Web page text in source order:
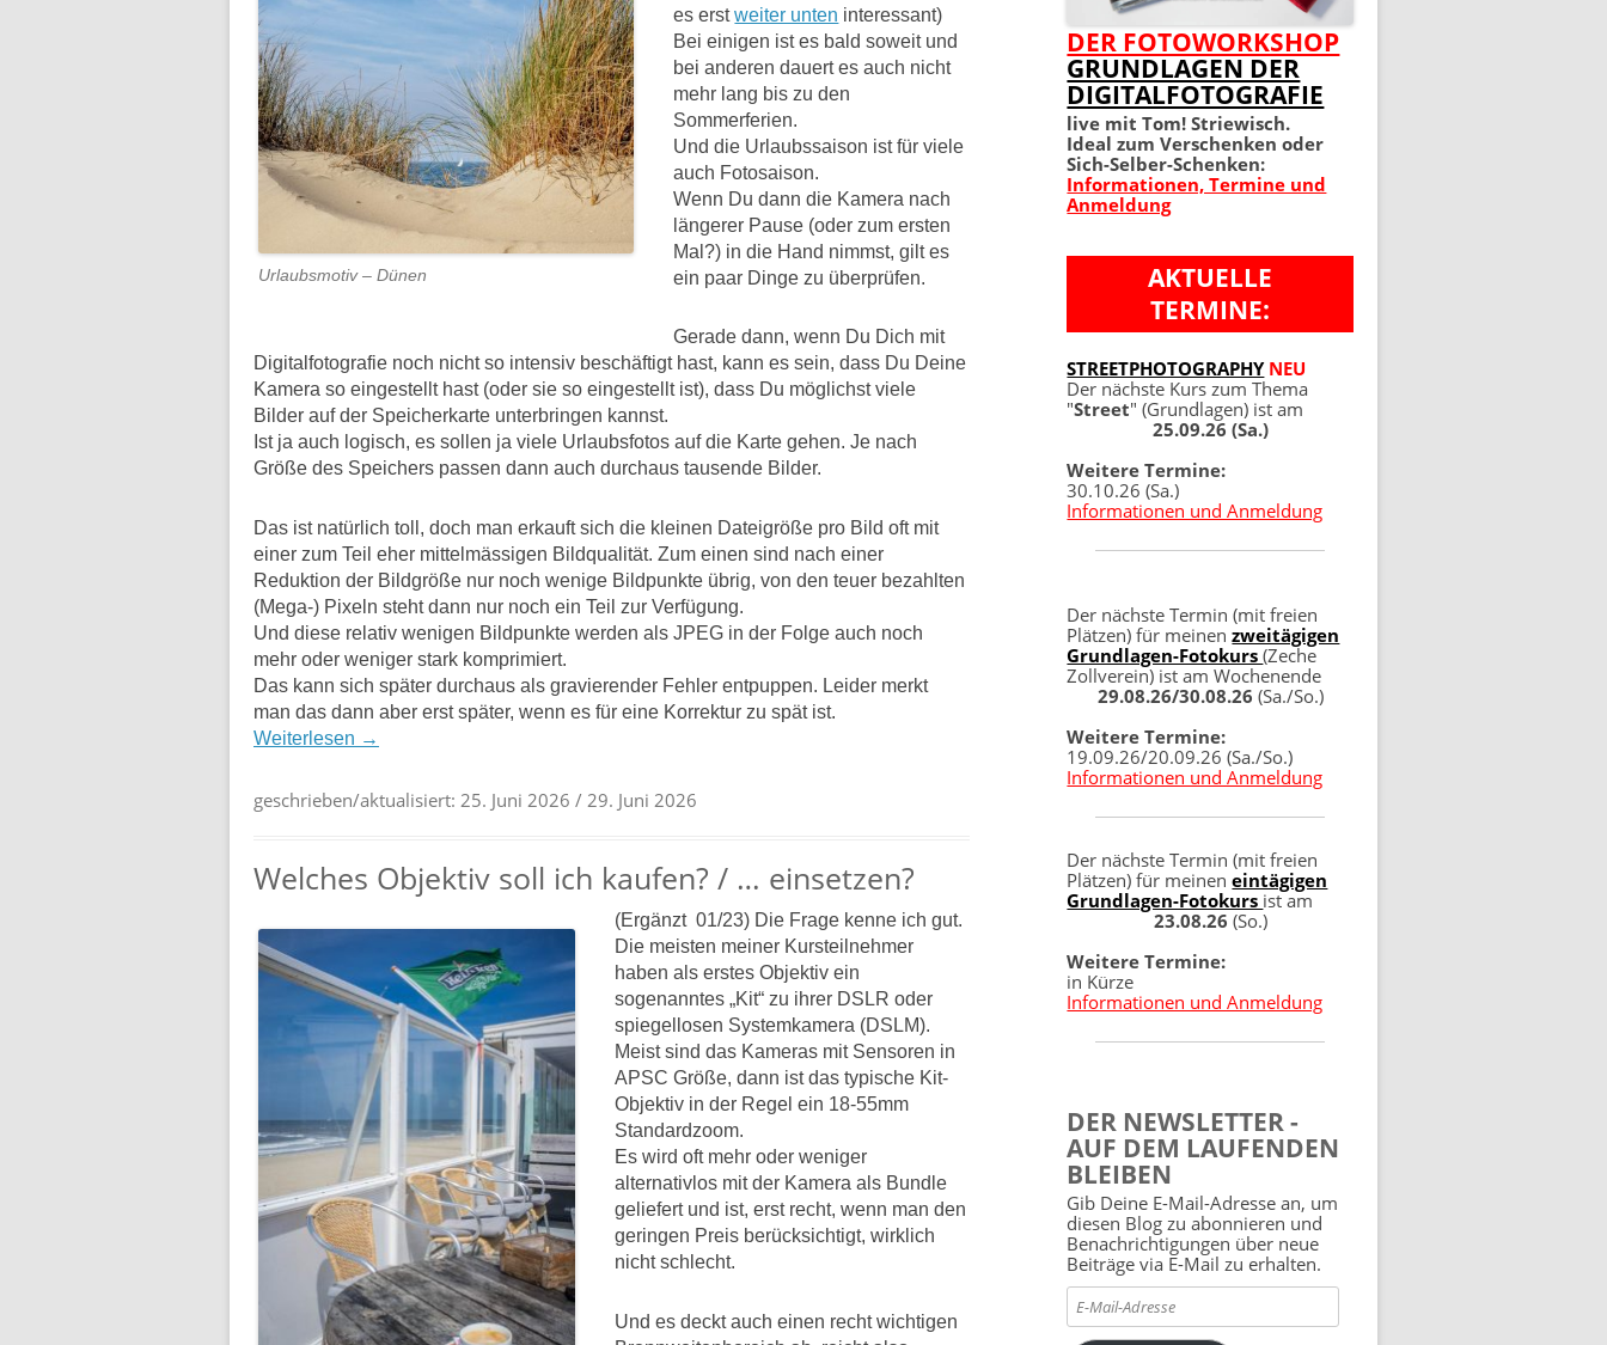
MEIN PERFEKTES FOTO 2.
AUFLAGE
100 TIPPS UND TRICKS 4.
AUFLAGE
SOZIALE NETZWERKE
TOM! UNTERSTÜTZEN
WO IST TOM?
IMPRESSUM
Urlaubsmotiv – Dünen
es erstweiter unten interessant)
Bei einigen ist es bald soweit und
bei anderen dauert es auch nicht
mehr lang bis zu den
Sommerferien.
Und die Urlaubssaison ist für viele
auch Fotosaison.
Wenn Du dann die Kamera nach
längerer Pause (oder zum ersten
Mal?) in die Hand nimmst, gilt es
ein paar Dinge zu überprüfen.
Gerade dann, wenn Du Dich mit
Digitalfotografie noch nicht so intensiv beschäftigt hast, kann es sein, dass Du Deine
Kamera so eingestellt hast (oder sie so eingestellt ist), dass Du möglichst viele
Bilder auf der Speicherkarte unterbringen kannst.
Ist ja auch logisch, es sollen ja viele Urlaubsfotos auf die Karte gehen. Je nach
Größe des Speichers passen dann auch durchaus tausende Bilder.
Das ist natürlich toll, doch man erkauft sich die kleinen Dateigröße pro Bild oft mit
einer zum Teil eher mittelmässigen Bildqualität. Zum einen sind nach einer
Reduktion der Bildgröße nur noch wenige Bildpunkte übrig, von den teuer bezahlten
(Mega-) Pixeln steht dann nur noch ein Teil zur Verfügung.
Und diese relativ wenigen Bildpunkte werden als JPEG in der Folge auch noch
mehr oder weniger stark komprimiert.
Das kann sich später durchaus als gravierender Fehler entpuppen. Leider merkt
man das dann aber erst später, wenn es für eine Korrektur zu spät ist.
Weiterlesen →
geschrieben/aktualisiert: 25. Juni 2026 / 29. Juni 2026
Welches Objektiv soll ich kaufen? / … einsetzen?
(Ergänzt 01/23) Die Frage kenne ich gut.
Die meisten meiner Kursteilnehmer
haben als erstes Objektiv ein
sogenanntes „Kit“ zu ihrer DSLR oder
spiegellosen Systemkamera (DSLM).
Meist sind das Kameras mit Sensoren in
APSC Größe, dann ist das typische Kit-
Objektiv in der Regel ein 18-55mm
Standardzoom.
Es wird oft mehr oder weniger
alternativlos mit der Kamera als Bundle
geliefert und ist, erst recht, wenn man den
geringen Preis berücksichtigt, wirklich
nicht schlecht.
Und es deckt auch einen recht wichtigen
DER FOTOWORKSHOP
GRUNDLAGEN DER
DIGITALFOTOGRAFIE
live mit Tom! Striewisch.
Ideal zum Verschenken oder
Sich-Selber-Schenken:
Informationen, Termine und
Anmeldung
AKTUELLE
TERMINE:
STREETPHOTOGRAPHY NEU
Der nächste Kurs zum Thema
"Street" (Grundlagen) ist am
25.09.26 (Sa.)
Weitere Termine:
30.10.26 (Sa.)
Informationen und Anmeldung
Der nächste Termin (mit freien
Plätzen) für meinenzweitägigen
Grundlagen-Fotokurs(Zeche
Zollverein) ist am Wochenende
29.08.26/30.08.26 (Sa./So.)
Weitere Termine:
19.09.26/20.09.26 (Sa./So.)
Informationen und Anmeldung
Der nächste Termin (mit freien
Plätzen) für meineneintägigen
Grundlagen-Fotokurs ist am
23.08.26 (So.)
Weitere Termine:
in Kürze
Informationen und Anmeldung
DER NEWSLETTER -
AUF DEM LAUFENDEN
BLEIBEN
Gib Deine E-Mail-Adresse an, um
diesen Blog zu abonnieren und
Benachrichtigungen über neue
Beiträge via E-Mail zu erhalten.
E-
Mail-
Adresse